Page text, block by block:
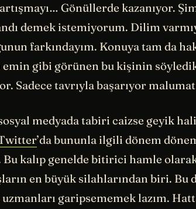
Gönüllerde kazanıyor.
demek istemiyorum. Dilim
farkındayım. Konuya tam da
emin gibi görünen bu kişinin
Sadece tavrıyla başarıyor
medyada tabiri caizse geyik
’da bununla ilgili dönem
kalıp genelde bitirici hamle
en büyük silahlarından biri. Bu
garipsememek lazım.